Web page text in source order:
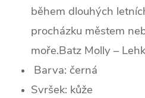
během dlouhých
procházku městem
moře.Batz Molly –
Barva: černá
Svršek: kůže